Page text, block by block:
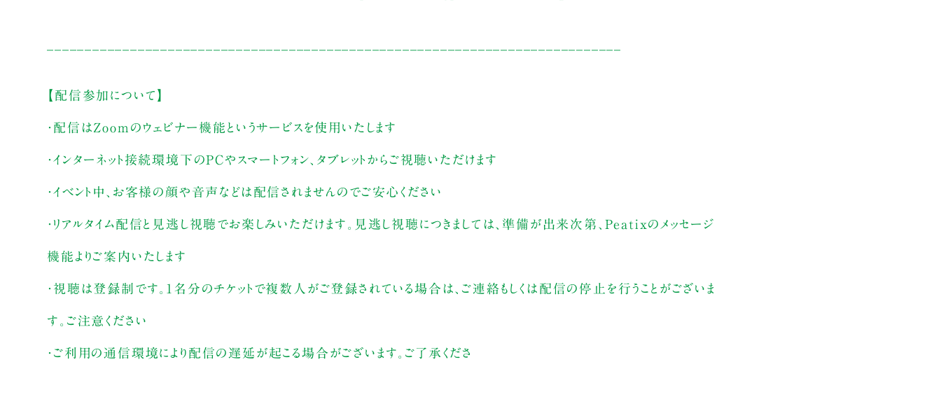
【配信参加について】
・配信はZoomのウェビナー機能というサービスを使用いたします
・インターネット接続環境下のPCやスマートフォン、タブレットからご視聴いただけます
・イベント中、お客様の顔や音声などは配信されませんのでご安心ください
・リアルタイム配信と見逃し視聴でお楽しみいただけます。見逃し視聴につきましては、準備が出来次第、Peatixのメッセージ
機能よりご案内いたします
・視聴は登録制です。1名分のチケットで複数人がご登録されている場合は、ご連絡もしくは配信の停止を行うことがございま
す。ご注意ください
・ご利用の通信環境により配信の遅延が起こる場合がございます。ご了承くださ